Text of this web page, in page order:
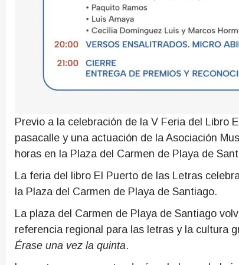
Previo a la celebración de la V Feria del Libro
pasacalle y una actuación de la Asociación
horas en la Plaza del Carmen de Playa de
La feria del libro El Puerto de las Letras
la Plaza del Carmen de Playa de Santiago.
La plaza del Carmen de Playa de Santiago
referencia regional para las letras y la cultura
Érase una vez la quinta.